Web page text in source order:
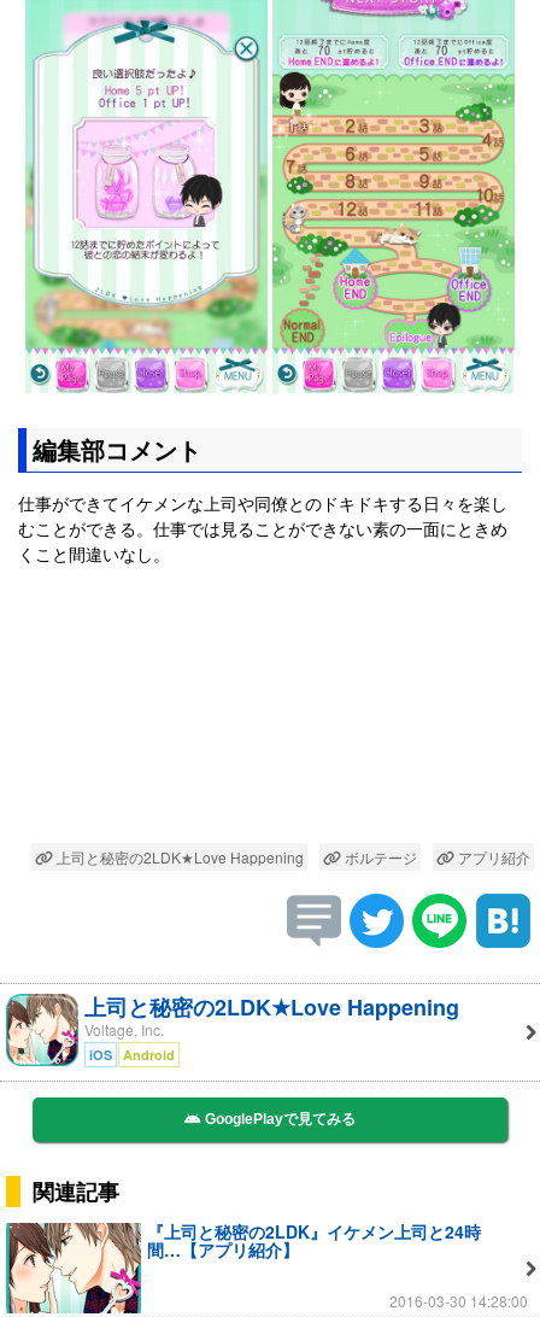
編集部コメント
仕事ができてイケメンな上司や同僚とのドキドキする日々を楽し
むことができる。仕事では見ることができない素の一面にときめ
くこと間違いなし。
上司と秘密の2LDK★Love Happening ボルテージ アプリ紹介
上司と秘密の2LDK★Love Happening
Voltage, Inc.
iOS Android
GooglePlayで見てみる
関連記事
『上司と秘密の2LDK』イケメン上司と24時
間…【アプリ紹介】
2016-03-30 14:28:00